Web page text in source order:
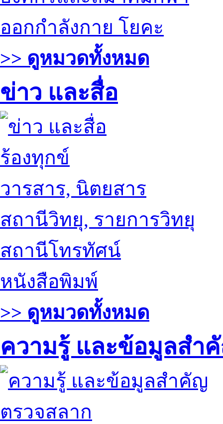
ออกกำลังกาย โยคะ
>> ดูหมวดทั้งหมด
ข่าว และสื่อ
ร้องทุกข์
วารสาร, นิตยสาร
สถานีวิทยุ, รายการวิทยุ
สถานีโทรทัศน์
หนังสือพิมพ์
>> ดูหมวดทั้งหมด
ความรู้ และข้อมูลสำ
ตรวจสลาก